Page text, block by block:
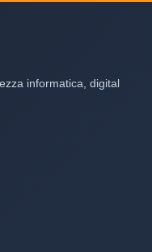
informatica, digital